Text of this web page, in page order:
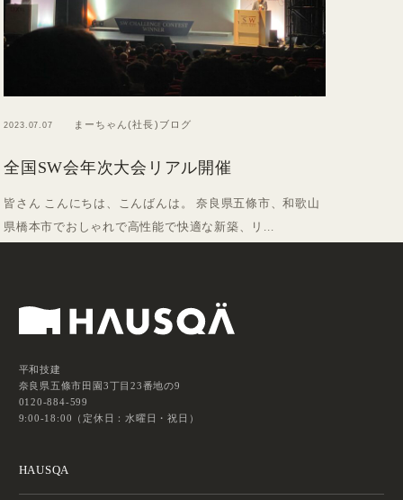
2023.07.07 まーちゃん(社長)ブログ
全国SW会年次大会リアル開催
皆さん こんにちは、こんばんは。 奈良県五條市、和歌山
県橋本市でおしゃれで高性能で快適な新築、リ...
平和技建
奈良県五條市田園3丁目23番地の9
0120-884-599
9:00-18:00（定休日：水曜日・祝日）
HAUSQA